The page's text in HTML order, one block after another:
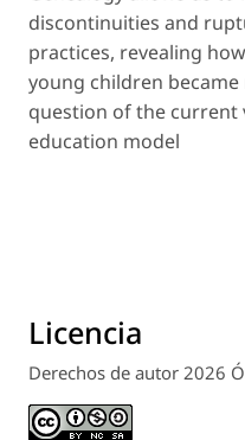
discontinuities and
practices, revealing
young children
question of the current
education model
Licencia
Derechos de autor 2026